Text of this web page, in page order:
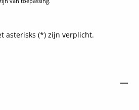
asterisks (*) zijn verplicht.